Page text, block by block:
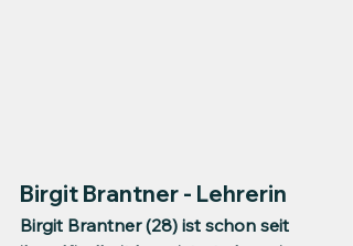
Birgit Brantner - Lehrerin
Birgit Brantner (28) ist schon seit